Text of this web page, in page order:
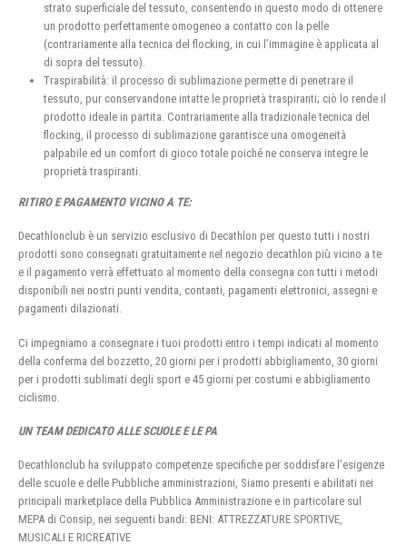
strato superficiale del tessuto, consentendo in questo modo di ottenere
un prodotto perfettamente omogeneo a contatto con la pelle
(contrariamente alla tecnica del flocking, in cui l’immagine è applicata al
di sopra del tessuto).
Traspirabilità: il processo di sublimazione permette di penetrare il
tessuto, pur conservandone intatte le proprietà traspiranti; ciò lo rende il
prodotto ideale in partita. Contrariamente alla tradizionale tecnica del
flocking, il processo di sublimazione garantisce una omogeneità
palpabile ed un comfort di gioco totale poiché ne conserva integre le
proprietà traspiranti.
RITIRO E PAGAMENTO VICINO A TE:
Decathlonclub è un servizio esclusivo di Decathlon per questo tutti i nostri
prodotti sono consegnati gratuitamente nel negozio decathlon più vicino a te
e il pagamento verrà effettuato al momento della consegna con tutti i metodi
disponibili nei nostri punti vendita, contanti, pagamenti elettronici, assegni e
pagamenti dilazionati.
Ci impegniamo a consegnare i tuoi prodotti entro i tempi indicati al momento
della conferma del bozzetto, 20 giorni per i prodotti abbigliamento, 30 giorni
per i prodotti sublimati degli sport e 45 giorni per costumi e abbigliamento
ciclismo.
UN TEAM DEDICATO ALLE SCUOLE E LE PA
Decathlonclub ha sviluppato competenze specifiche per soddisfare l’esigenze
delle scuole e delle Pubbliche amministrazioni, Siamo presenti e abilitati nei
principali marketplace della Pubblica Amministrazione e in particolare sul
MEPA di Consip, nei seguenti bandi: BENI: ATTREZZATURE SPORTIVE,
MUSICALI E RICREATIVE